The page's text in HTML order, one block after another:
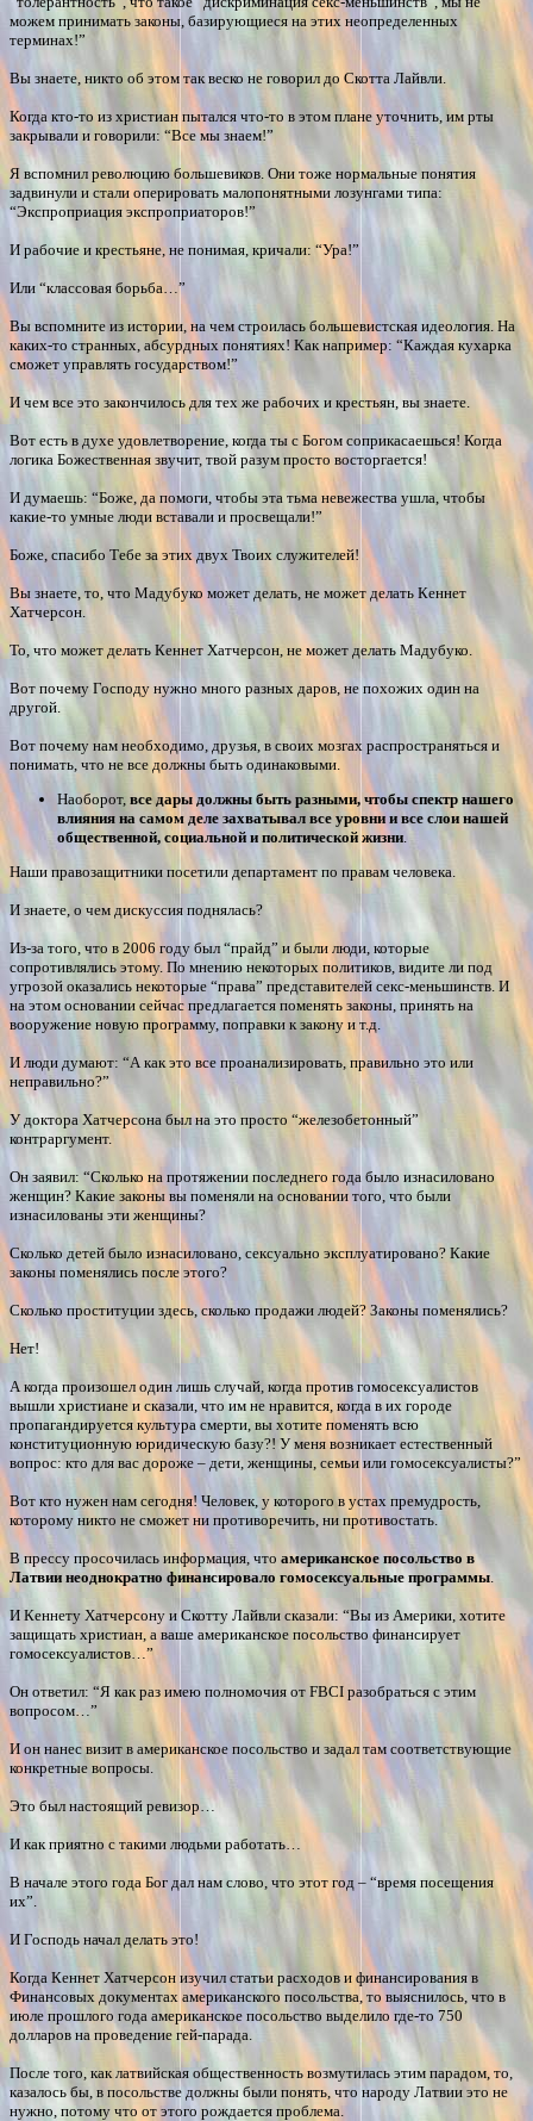
можем принимать законы, базирующиеся на этих неопределенных
терминах!”
Вы знаете, никто об этом так веско не говорил до Скотта Лайвли.
Когда кто-то из христиан пытался что-то в этом плане уточнить, им рты
закрывали и говорили: “Все мы знаем!”
Я вспомнил революцию большевиков. Они тоже нормальные понятия
задвинули и стали оперировать малопонятными лозунгами типа:
“Экспроприация экспроприаторов!”
И рабочие и крестьяне, не понимая, кричали: “Ура!”
Или “классовая борьба…”
Вы вспомните из истории, на чем строилась большевистская идеология. На
каких-то странных, абсурдных понятиях! Как например: “Каждая кухарка
сможет управлять государством!”
И чем все это закончилось для тех же рабочих и крестьян, вы знаете.
Вот есть в духе удовлетворение, когда ты с Богом соприкасаешься! Когда
логика Божественная звучит, твой разум просто восторгается!
И думаешь: “Боже, да помоги, чтобы эта тьма невежества ушла, чтобы
какие-то умные люди вставали и просвещали!”
Боже, спасибо Тебе за этих двух Твоих служителей!
Вы знаете, то, что Мадубуко может делать, не может делать Кеннет
Хатчерсон.
То, что может делать Кеннет Хатчерсон, не может делать Мадубуко.
Вот почему Господу нужно много разных даров, не похожих один на
другой.
Вот почему нам необходимо, друзья, в своих мозгах распространяться и
понимать, что не все должны быть одинаковыми.
Наоборот, все дары должны быть разными, чтобы спектр нашего
влияния на самом деле захватывал все уровни и все слои нашей
общественной, социальной и политической жизни
Наши правозащитники посетили департамент по правам человека.
И знаете, о чем дискуссия поднялась?
Из-за того, что в 2006 году был “прайд” и были люди, которые
сопротивлялись этому. По мнению некоторых политиков, видите ли под
угрозой оказались некоторые “права” представителей секс-меньшинств. И
на этом основании сейчас предлагается поменять законы, принять на
вооружение новую программу, поправки к закону и т.д.
И люди думают: “А как это все проанализировать, правильно это или
неправильно?”
У доктора Хатчерсона был на это просто “железобетонный”
контраргумент.
Он заявил: “Сколько на протяжении последнего года было изнасиловано
женщин? Какие законы вы поменяли на основании того, что были
изнасилованы эти женщины?
Сколько детей было изнасиловано, сексуально эксплуатировано? Какие
законы поменялись после этого?
Сколько проституции здесь, сколько продажи людей? Законы поменялись?
Нет!
А когда произошел один лишь случай, когда против гомосексуалистов
вышли христиане и сказали, что им не нравится, когда в их городе
пропагандируется культура смерти, вы хотите поменять всю
конституционную юридическую базу?! У меня возникает естественный
вопрос: кто для вас дороже – дети, женщины, семьи или гомосексуалисты?”
Вот кто нужен нам сегодня! Человек, у которого в устах премудрость,
которому никто не сможет ни противоречить, ни противостать.
В прессу просочилась информация, что американское посольство в
Латвии неоднократно финансировало гомосексуальные программы.
И Кеннету Хатчерсону и Скотту Лайвли сказали: “Вы из Америки, хотите
защищать христиан, а ваше американское посольство финансирует
гомосексуалистов…”
Он ответил: “Я как раз имею полномочия от FBCI разобраться с этим
вопросом…”
И он нанес визит в американское посольство и задал там соответствующие
конкретные вопросы.
Это был настоящий ревизор…
И как приятно с такими людьми работать…
В начале этого года Бог дал нам слово, что этот год – “время посещения
их”.
И Господь начал делать это!
Когда Кеннет Хатчерсон изучил статьи расходов и финансирования в
Финансовых документах американского посольства, то выяснилось, что в
июле прошлого года американское посольство выделило где-то 750
долларов на проведение гей-парада.
После того, как латвийская общественность возмутилась этим парадом, то,
казалось бы, в посольстве должны были понять, что народу Латвии это не
нужно, потому что от этого рождается проблема.